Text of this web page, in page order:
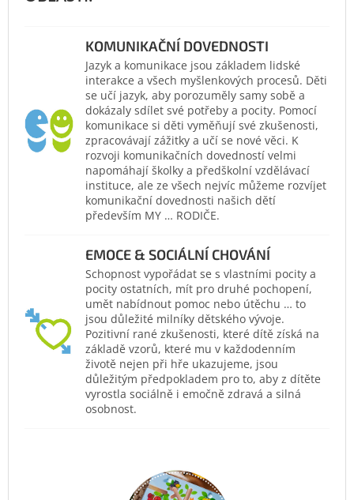
KOMUNIKAČNÍ DOVEDNOSTI
Jazyk a komunikace jsou základem lidské
interakce a všech myšlenkových procesů. Děti
se učí jazyk, aby porozuměly samy sobě a
dokázaly sdílet své potřeby a pocity. Pomocí
komunikace si děti vyměňují své zkušenosti,
zpracovávají zážitky a učí se nové věci. K
rozvoji komunikačních dovedností velmi
napomáhají školky a předškolní vzdělávací
instituce, ale ze všech nejvíc můžeme rozvíjet
komunikační dovednosti našich dětí
především MY … RODIČE.
EMOCE & SOCIÁLNÍ CHOVÁNÍ
Schopnost vypořádat se s vlastními pocity a
pocity ostatních, mít pro druhé pochopení,
umět nabídnout pomoc nebo útěchu … to
jsou důležité milníky dětského vývoje.
Pozitivní rané zkušenosti, které dítě získá na
základě vzorů, které mu v každodenním
životě nejen při hře ukazujeme, jsou
důležitým předpokladem pro to, aby z dítěte
vyrostla sociálně i emočně zdravá a silná
osobnost.